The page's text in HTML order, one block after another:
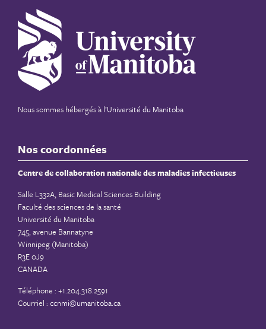
Nous sommes hébergés à l’Université du Manitoba
Nos coordonnées
Centre de collaboration nationale des maladies infectieuses
Salle L332A, Basic Medical Sciences Building
Faculté des sciences de la santé
Université du Manitoba
745, avenue Bannatyne
Winnipeg (Manitoba)
R3E 0J9
CANADA
Téléphone : +1.204.318.2591
Courriel : ccnmi@umanitoba.ca